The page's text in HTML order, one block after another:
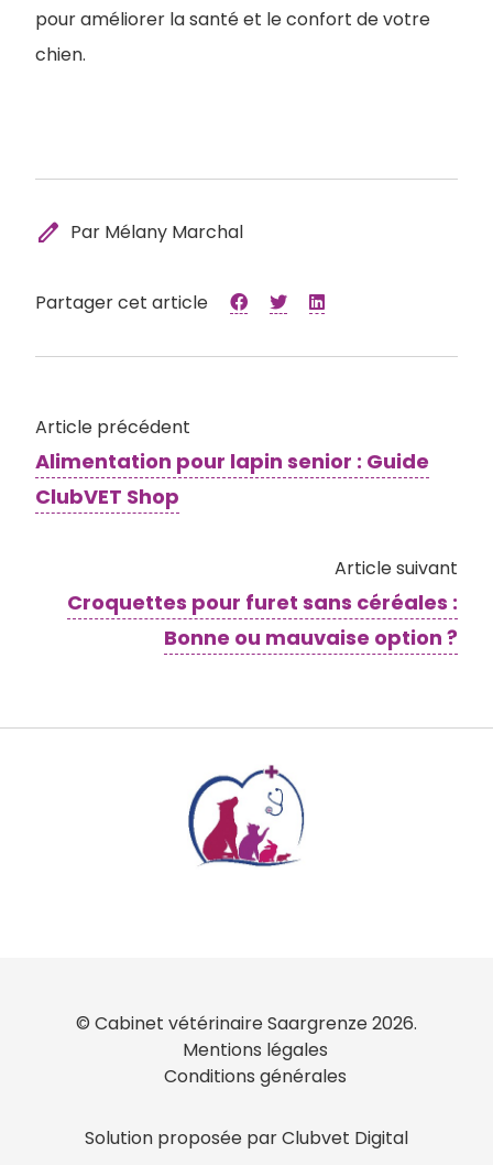
pour améliorer la santé et le confort de votre
chien.
edit Par Mélany Marchal
Partager cet article
Article précédent
Alimentation pour lapin senior : Guide
ClubVET Shop
Article suivant
Croquettes pour furet sans céréales :
Bonne ou mauvaise option ?
© Cabinet vétérinaire Saargrenze 2026.
Mentions légales
Conditions générales
Solution proposée par Clubvet Digital